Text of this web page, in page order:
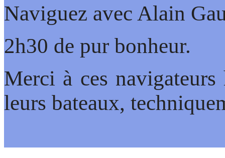
Naviguez avec Alain
2h30 de pur bonheur.
Merci à ces
leurs bateaux,